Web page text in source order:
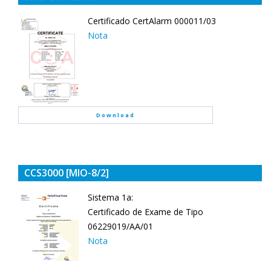
Certificado CertAlarm 000011/03
Nota
Download
CCS3000 [MIO-8/2]
Sistema 1a:
Certificado de Exame de Tipo
06229019/AA/01
Nota